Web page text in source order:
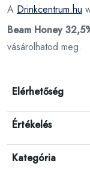
A Drinkcentrum.hu
Beam Honey
vásárolhatod meg.
Elérhetőség
Értékelés
Kategória